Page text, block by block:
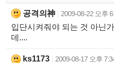
공격의神 2009-08-22 오후
입단시켜줘야 되는 것 아닌
데....
ks1173 2009-08-17 오후